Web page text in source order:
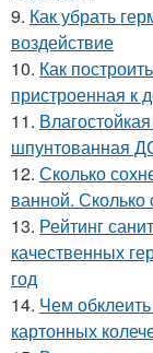
9. Как убрать
воздействие
10. Как
пристроенная к
11.
шпунтованная
12. Сколько
ванной. Сколько
13. Рейтинг
качественных
год
14. Чем
картонных